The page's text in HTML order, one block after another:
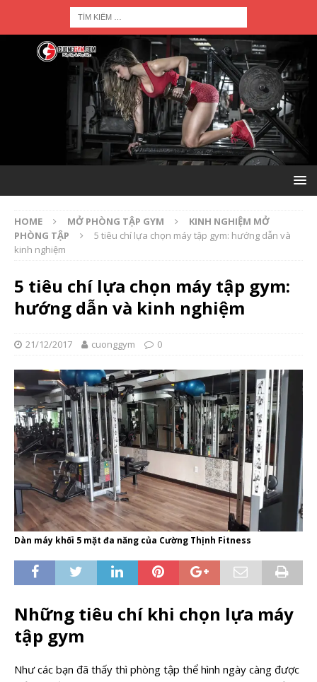
HOME MỞ PHÒNG TẬP GYM
KINH NGHIỆM MỞ
PHÒNG TẬP
5 tiêu chí lựa chọn máy tập gym: hướng dẫn và
kinh nghiệm
5 tiêu chí lựa chọn máy tập gym:
hướng dẫn và kinh nghiệm
21/12/2017 cuonggym 0
Dàn máy khối 5 mặt đa năng của Cường Thịnh Fitness
Những tiêu chí khi chọn lựa máy
tập gym
Như các bạn đã thấy thì phòng tập thể hình ngày càng được